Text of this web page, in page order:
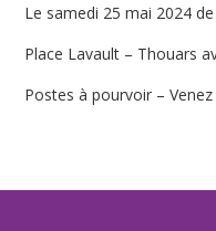
Le samedi 25 mai 2024
Place Lavault – Thouars
Postes à pourvoir –